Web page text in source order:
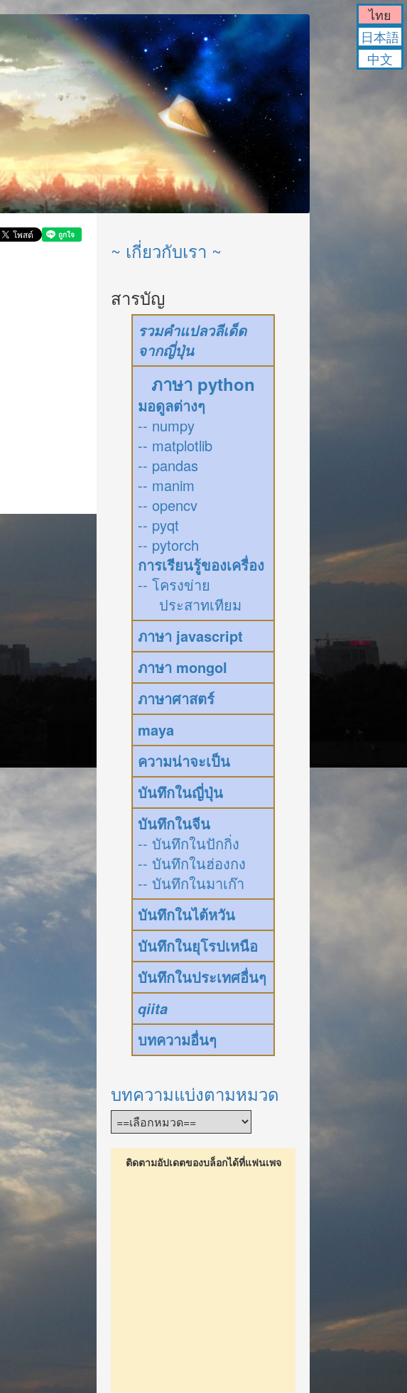
~ เกี่ยวกับเรา ~
สารบัญ
รวมคำแปลวลีเด็ด
จากญี่ปุ่น
ภาษา python
มอดูลต่างๆ
-- numpy
-- matplotlib
-- pandas
-- manim
-- opencv
-- pyqt
-- pytorch
การเรียนรู้ของเครื่อง
-- โครงข่าย
ประสาทเทียม
ภาษา javascript
ภาษา mongol
ภาษาศาสตร์
maya
ความน่าจะเป็น
บันทึกในญี่ปุ่น
บันทึกในจีน
-- บันทึกในปักกิ่ง
-- บันทึกในฮ่องกง
-- บันทึกในมาเก๊า
บันทึกในไต้หวัน
บันทึกในยุโรปเหนือ
บันทึกในประเทศอื่นๆ
qiita
บทความอื่นๆ
บทความแบ่งตามหมวด
ติดตามอัปเดตของบล็อกได้ที่แฟนเพจ
ไทย
日本語
中文